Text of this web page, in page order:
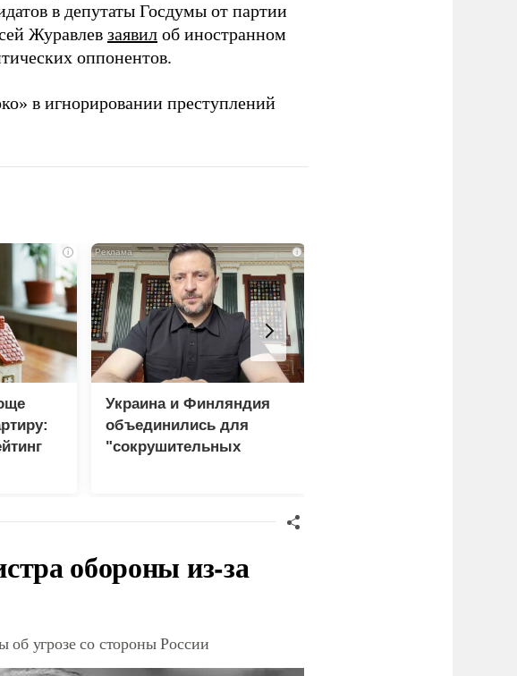
в депутаты Госдумы от партии
Журавлев заявил об иностранном
оппонентов.
в игнорировании преступлений
i i
Украина и Финляндия
объединились для
"сокрушительных
обороны из-за
угрозе со стороны России